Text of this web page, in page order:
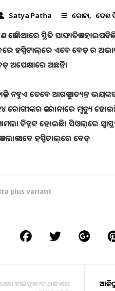
Satya Patha କରୋନା ଦେଶ
କୋରିଆରେ ସ୍ଥିତି ସାଙ୍ଘାତିକ
ହସ୍ପିଟାଲ୍‌ରେ ଏବେ ବେଡ଼ ର
ଅପେକ୍ଷାରେ ଅଛନ୍ତି।
କଡ଼ାକଡ଼ି ନହୁଏ ତେବେ ଆଗକୁ ଅତ୍ୟନ୍ତ
ରୋଗୀଙ୍କର କରୋନାରେ ମୃତ୍ୟୁ
ଚିହ୍ନଟ ହୋଇଛି। ସିଓଲ୍‌ରେ
ଲୋକ ଏବେ ହସ୍ପିଟାଲ୍‌ରେ ବେଡ୍‌
plus variant
ହାଇଦ୍ରାବାଦ ଥାନାରେ
ଆଜିଠୁ